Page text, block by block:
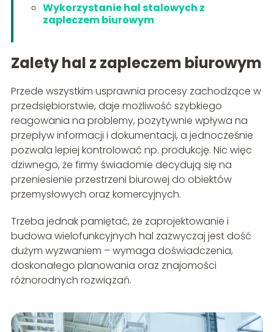
Wykorzystanie hal stalowych z
zapleczem biurowym
Zalety hal z zapleczem biurowym
Przede wszystkim usprawnia procesy zachodzące w
przedsiębiorstwie, daje możliwość szybkiego
reagowania na problemy, pozytywnie wpływa na
przepływ informacji i dokumentacji, a jednocześnie
pozwala lepiej kontrolować np. produkcję. Nic więc
dziwnego, że firmy świadomie decydują się na
przeniesienie przestrzeni biurowej do obiektów
przemysłowych oraz komercyjnych.
Trzeba jednak pamiętać, że zaprojektowanie i
budowa wielofunkcyjnych hal zazwyczaj jest dość
dużym wyzwaniem – wymaga doświadczenia,
doskonałego planowania oraz znajomości
różnorodnych rozwiązań.